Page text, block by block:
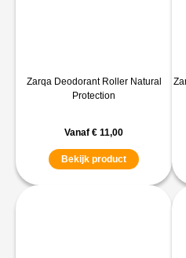
Zarqa Deodorant Roller Natural
Protection
Vanaf € 11,00
Bekijk product